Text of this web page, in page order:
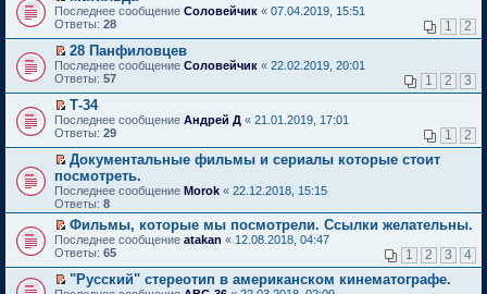
м
у
с
о
о
б
е
н
и
ю
т
а
н
н
о
м
у
с
о
о
щ
е
н
и
ю
н
е
п
р
о
ч
и
т
а
н
о
м
у
с
о
о
щ
е
н
в
о
м
у
н
е
п
р
ч
и
т
а
н
н
о
м
у
с
о
о
б
щ
п
е
р
в
о
м
у
н
е
п
р
о
ч
и
т
а
н
н
о
у
й
т
и
к
п
е
в
о
м
у
н
е
п
р
о
ч
и
т
а
н
П
е
е
й
т
и
к
е
р
в
о
м
у
н
е
п
р
о
ч
Последнее сообщение Соловейчик « 07.04.2019, 15:51
Ответы: 28 1 2
П
е
е
т
и
к
п
е
р
в
о
м
у
н
е
28 Панфиловцев
Последнее сообщение Соловейчик « 22.02.2019, 20:01
Ответы: 57 1 2 3
П
е
е
й
т
и
к
п
р
в
о
Т-34
Последнее сообщение Андрей Д « 21.01.2019, 17:01
Ответы: 29 1 2
П
е
р
е
й
т
и
п
Документальные фильмы и сериалы которые стоит
посмотреть.
Последнее сообщение Morok « 22.12.2018, 15:15
Ответы: 8
П
е
е
Фильмы, которые мы посмотрели. Ссылки желательны.
Последнее сообщение atakan « 12.08.2018, 04:47
Ответы: 65 1 2 3 4
П
"Русский" стереотип в американском кинематографе.